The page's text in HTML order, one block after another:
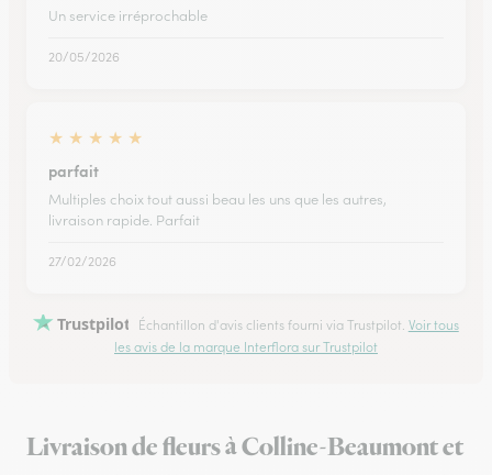
Un service irréprochable
20/05/2026
★ ★ ★ ★ ★
parfait
Multiples choix tout aussi beau les uns que les autres,
livraison rapide. Parfait
27/02/2026
Trustpilot Échantillon d'avis clients fourni via Trustpilot. Voir tous
les avis de la marque Interflora sur Trustpilot
Livraison de fleurs à Colline-Beaumont et